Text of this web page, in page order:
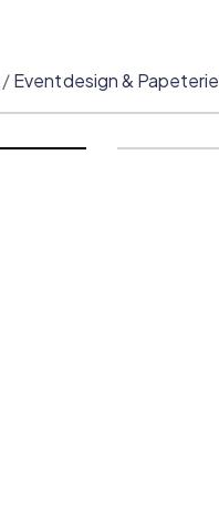
/Eventdesign & Papeterie